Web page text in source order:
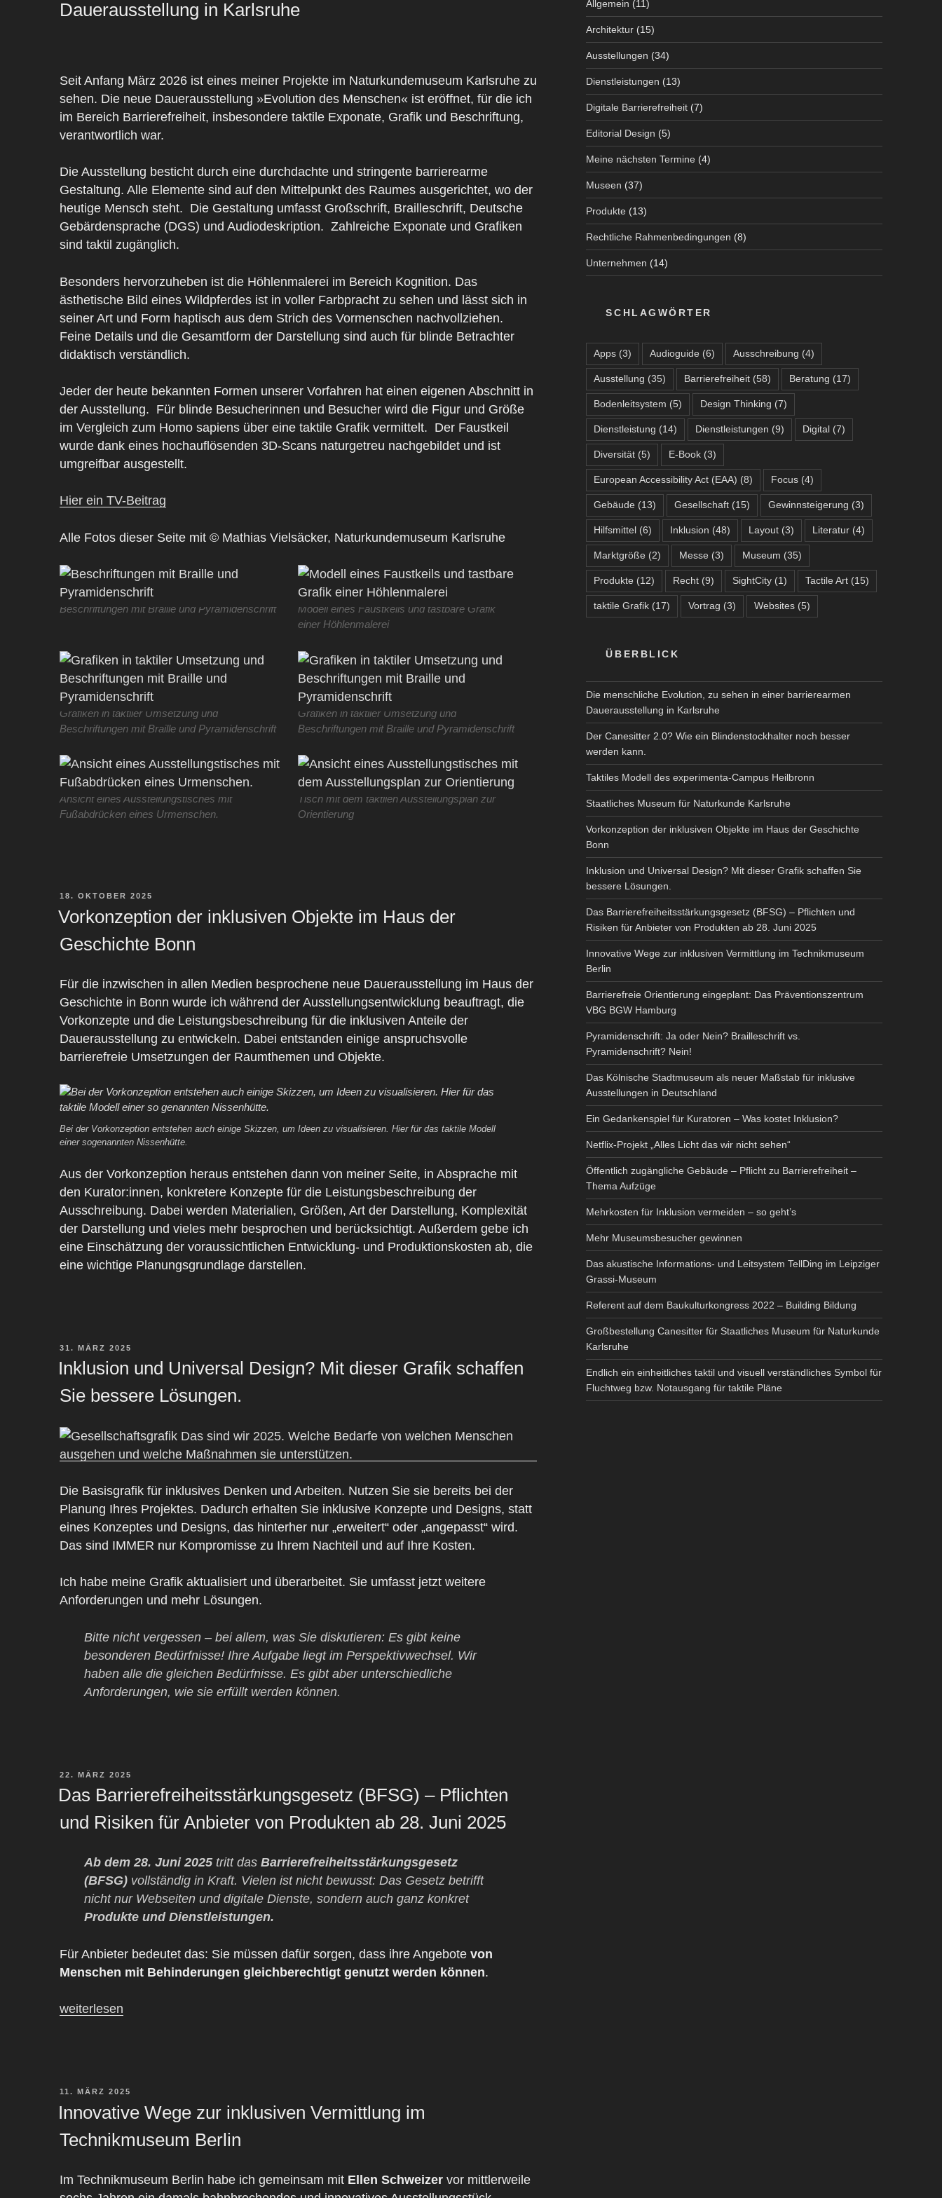
Dauerausstellung in Karlsruhe
Seit Anfang März 2026 ist eines meiner Projekte im Naturkundemuseum Karlsruhe zu
sehen. Die neue Dauerausstellung »Evolution des Menschen« ist eröffnet, für die ich
im Bereich Barrierefreiheit, insbesondere taktile Exponate, Grafik und Beschriftung,
verantwortlich war.
Die Ausstellung besticht durch eine durchdachte und stringente barrierearme
Gestaltung. Alle Elemente sind auf den Mittelpunkt des Raumes ausgerichtet, wo der
heutige Mensch steht. Die Gestaltung umfasst Großschrift, Brailleschrift, Deutsche
Gebärdensprache (DGS) und Audiodeskription. Zahlreiche Exponate und Grafiken
sind taktil zugänglich.
Besonders hervorzuheben ist die Höhlenmalerei im Bereich Kognition. Das
ästhetische Bild eines Wildpferdes ist in voller Farbpracht zu sehen und lässt sich in
seiner Art und Form haptisch aus dem Strich des Vormenschen nachvollziehen.
Feine Details und die Gesamtform der Darstellung sind auch für blinde Betrachter
didaktisch verständlich.
Jeder der heute bekannten Formen unserer Vorfahren hat einen eigenen Abschnitt in
der Ausstellung. Für blinde Besucherinnen und Besucher wird die Figur und Größe
im Vergleich zum Homo sapiens über eine taktile Grafik vermittelt. Der Faustkeil
wurde dank eines hochauflösenden 3D-Scans naturgetreu nachgebildet und ist
umgreifbar ausgestellt.
Hier ein TV-Beitrag
Alle Fotos dieser Seite mit © Mathias Vielsäcker, Naturkundemuseum Karlsruhe
Beschriftungen mit Braille und Pyramidenschrift
Modell eines Faustkeils und tastbare Grafik
einer Höhlenmalerei
Grafiken in taktiler Umsetzung und
Beschriftungen mit Braille und Pyramidenschrift
Grafiken in taktiler Umsetzung und
Beschriftungen mit Braille und Pyramidenschrift
Ansicht eines Ausstellungstisches mit
Fußabdrücken eines Urmenschen.
Tisch mit dem taktilen Ausstellungsplan zur
Orientierung
VERÖFFENTLICHT
18. OKTOBER 2025
Vorkonzeption der inklusiven Objekte im Haus der
Geschichte Bonn
Für die inzwischen in allen Medien besprochene neue Dauerausstellung im Haus der
Geschichte in Bonn wurde ich während der Ausstellungsentwicklung beauftragt, die
Vorkonzepte und die Leistungsbeschreibung für die inklusiven Anteile der
Dauerausstellung zu entwickeln. Dabei entstanden einige anspruchsvolle
barrierefreie Umsetzungen der Raumthemen und Objekte.
Bei der Vorkonzeption entstehen auch einige Skizzen, um Ideen zu visualisieren. Hier für das taktile Modell
einer sogenannten Nissenhütte.
Aus der Vorkonzeption heraus entstehen dann von meiner Seite, in Absprache mit
den Kurator:innen, konkretere Konzepte für die Leistungsbeschreibung der
Ausschreibung. Dabei werden Materialien, Größen, Art der Darstellung, Komplexität
der Darstellung und vieles mehr besprochen und berücksichtigt. Außerdem gebe ich
eine Einschätzung der voraussichtlichen Entwicklung- und Produktionskosten ab, die
eine wichtige Planungsgrundlage darstellen.
VERÖFFENTLICHT
31. MÄRZ 2025
Inklusion und Universal Design? Mit dieser Grafik schaffen
Sie bessere Lösungen.
Die Basisgrafik für inklusives Denken und Arbeiten. Nutzen Sie sie bereits bei der
Planung Ihres Projektes. Dadurch erhalten Sie inklusive Konzepte und Designs, statt
eines Konzeptes und Designs, das hinterher nur „erweitert“ oder „angepasst“ wird.
Das sind IMMER nur Kompromisse zu Ihrem Nachteil und auf Ihre Kosten.
Ich habe meine Grafik aktualisiert und überarbeitet. Sie umfasst jetzt weitere
Anforderungen und mehr Lösungen.
Bitte nicht vergessen – bei allem, was Sie diskutieren: Es gibt keine
besonderen Bedürfnisse! Ihre Aufgabe liegt im Perspektivwechsel. Wir
haben alle die gleichen Bedürfnisse. Es gibt aber unterschiedliche
Anforderungen, wie sie erfüllt werden können.
VERÖFFENTLICHT
22. MÄRZ 2025
Das Barrierefreiheitsstärkungsgesetz (BFSG) – Pflichten
und Risiken für Anbieter von Produkten ab 28. Juni 2025
Ab dem 28. Juni 2025tritt das Barrierefreiheitsstärkungsgesetz
(BFSG)vollständig in Kraft. Vielen ist nicht bewusst: Das Gesetz betrifft
nicht nur Webseiten und digitale Dienste, sondern auch ganz konkret
Produkte und Dienstleistungen.
Für Anbieter bedeutet das: Sie müssen dafür sorgen, dass ihre Angebote von
Menschen mit Behinderungen gleichberechtigt genutzt werden können.
„Das
Risiken
für
von
Produkten
weiterlesen
VERÖFFENTLICHT
11. MÄRZ 2025
Innovative Wege zur inklusiven Vermittlung im
Technikmuseum Berlin
Im Technikmuseum Berlin habe ich gemeinsam mit Ellen Schweizervor mittlerweile
Allgemein (11)
Architektur (15)
Ausstellungen (34)
Dienstleistungen (13)
Digitale Barrierefreiheit (7)
Editorial Design (5)
Meine nächsten Termine (4)
Museen (37)
Produkte (13)
Rechtliche Rahmenbedingungen (8)
Unternehmen (14)
SCHLAGWÖRTER
Apps (3) Audioguide (6) Ausschreibung (4)
Ausstellung (35) Barrierefreiheit (58) Beratung (17)
Bodenleitsystem (5) Design Thinking (7)
Dienstleistung (14) Dienstleistungen (9) Digital (7)
Diversität (5) E-Book (3)
European Accessibility Act (EAA) (8) Focus (4)
Gebäude (13) Gesellschaft (15) Gewinnsteigerung (3)
Hilfsmittel (6) Inklusion (48) Layout (3) Literatur (4)
Marktgröße (2) Messe (3) Museum (35)
Produkte (12) Recht (9) SightCity (1) Tactile Art (15)
taktile Grafik (17) Vortrag (3) Websites (5)
ÜBERBLICK
Die menschliche Evolution, zu sehen in einer barrierearmen
Dauerausstellung in Karlsruhe
Der Canesitter 2.0? Wie ein Blindenstockhalter noch besser
werden kann.
Taktiles Modell des experimenta-Campus Heilbronn
Staatliches Museum für Naturkunde Karlsruhe
Vorkonzeption der inklusiven Objekte im Haus der Geschichte
Bonn
Inklusion und Universal Design? Mit dieser Grafik schaffen Sie
bessere Lösungen.
Das Barrierefreiheitsstärkungsgesetz (BFSG) – Pflichten und
Risiken für Anbieter von Produkten ab 28. Juni 2025
Innovative Wege zur inklusiven Vermittlung im Technikmuseum
Berlin
Barrierefreie Orientierung eingeplant: Das Präventionszentrum
VBG BGW Hamburg
Pyramidenschrift: Ja oder Nein? Brailleschrift vs.
Pyramidenschrift? Nein!
Das Kölnische Stadtmuseum als neuer Maßstab für inklusive
Ausstellungen in Deutschland
Ein Gedankenspiel für Kuratoren – Was kostet Inklusion?
Netflix-Projekt „Alles Licht das wir nicht sehen“
Öffentlich zugängliche Gebäude – Pflicht zu Barrierefreiheit –
Thema Aufzüge
Mehrkosten für Inklusion vermeiden – so geht’s
Mehr Museumsbesucher gewinnen
Das akustische Informations- und Leitsystem TellDing im Leipziger
Grassi-Museum
Referent auf dem Baukulturkongress 2022 – Building Bildung
Großbestellung Canesitter für Staatliches Museum für Naturkunde
Karlsruhe
Endlich ein einheitliches taktil und visuell verständliches Symbol für
Fluchtweg bzw. Notausgang für taktile Pläne